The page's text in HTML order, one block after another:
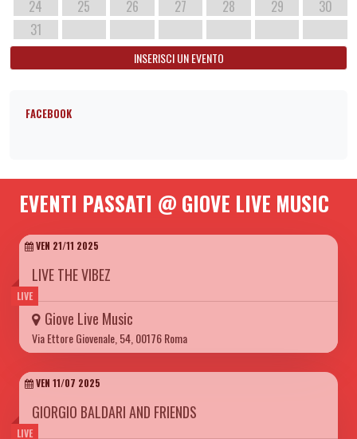
24 25 26 27 28 29
30
31
INSERISCI UN EVENTO
FACEBOOK
EVENTI PASSATI @ GIOVE LIVE MUSIC
LIVE
VEN 21/11 2025
LIVE THE VIBEZ
Giove Live Music
Via Ettore Giovenale, 54, 00176 Roma
LIVE
VEN 11/07 2025
GIORGIO BALDARI AND FRIENDS